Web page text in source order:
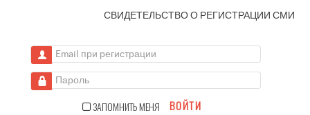
СВИДЕТЕЛЬСТВО О РЕГИСТРАЦИИСМИ
Email при регистрации
Пароль
ЗАПОМНИТЬ МЕНЯ ВОЙТИ